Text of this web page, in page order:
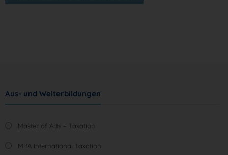
Aus- und Weiterbildungen
Master of Arts – Taxation
MBA International Taxation